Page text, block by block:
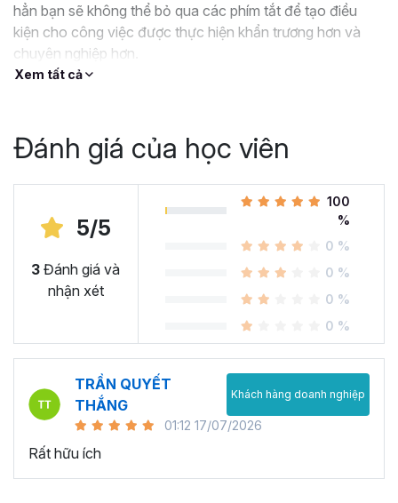
hẳn bạn sẽ không thể bỏ qua các phím tắt để tạo điều
kiện cho công việc được thực hiện khẩn trương hơn và
chuyên nghiệp hơn.
Khoá học này chia sẻ đến các bạn các phím tắt excel,
gian làm việc.
Xem tất cả
Đánh giá của học viên
5/5
3 Đánh giá và
nhận xét
100
%
0 %
0 %
0 %
0 %
TRẦN QUYẾT
THẮNG
Khách hàng doanh nghiệp
01:12 17/07/2026
Rất hữu ích